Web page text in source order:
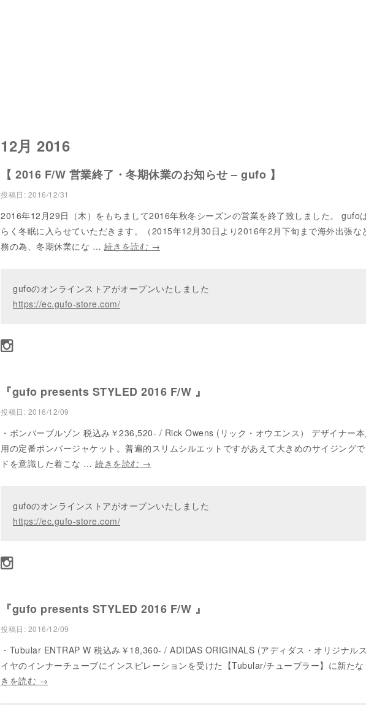
12月 2016
【 2016 F/W 営業終了・冬期休業のお知らせ – gufo 】
投稿日: 2016/12/31
2016年12月29日（木）をもちまして2016年秋冬シーズンの営業を終了致しました。 gufo
らく冬眠に入らせていただきます。（2015年12月30日より2016年2月下旬まで海外出張な
務の為、冬期休業にな … 続きを読む →
gufoのオンラインストアがオープンいたしました
https://ec.gufo-store.com/
『gufo presents STYLED 2016 F/W 』
投稿日: 2016/12/09
・ボンバーブルゾン 税込み￥236,520- / Rick Owens (リック・オウエンス） デザイナー
用の定番ボンバージャケット。普遍的スリムシルエットですがあえて大きめのサイジング
ドを意識した着こな … 続きを読む →
gufoのオンラインストアがオープンいたしました
https://ec.gufo-store.com/
『gufo presents STYLED 2016 F/W 』
投稿日: 2016/12/09
・Tubular ENTRAP W 税込み￥18,360- / ADIDAS ORIGINALS (アディダス・オリジナル
イヤのインナーチューブにインスピレーションを受けた【Tubular/チューブラー】に新た
きを読む →